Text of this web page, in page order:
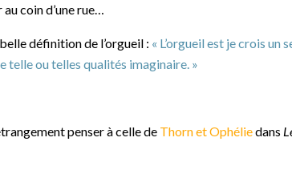
coin d’une rue…
définition de l’orgueil : « L’orgueil est je crois
telle ou telles qualités imaginaire. »
penser à celle de Thorn et Ophéliedans